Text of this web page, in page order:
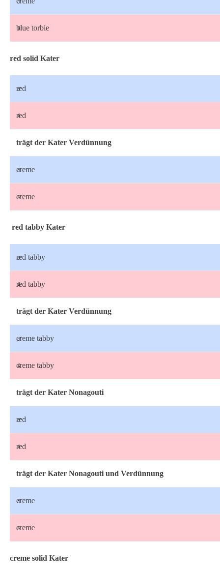
♀
blue torbie
red solid Kater
♂
red
♀
red
trägt der Kater Verdünnung
♂
creme
♀
creme
red tabby Kater
♂
red tabby
♀
red tabby
trägt der Kater Verdünnung
♂
creme tabby
♀
creme tabby
trägt der Kater Nonagouti
♂
red
♀
red
trägt der Kater Nonagouti und Verdünnung
♂
creme
♀
creme
creme solid Kater